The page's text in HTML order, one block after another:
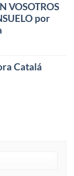
VOSOTROS
por
Catalá